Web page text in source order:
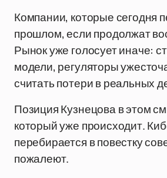
Компании, которые сегодня
прошлом, если продолжат
Рынок уже голосует иначе:
модели, регуляторы
считать потери в реальных
Позиция Кузнецова в этом
который уже происходит.
перебирается в повестку
пожалеют.